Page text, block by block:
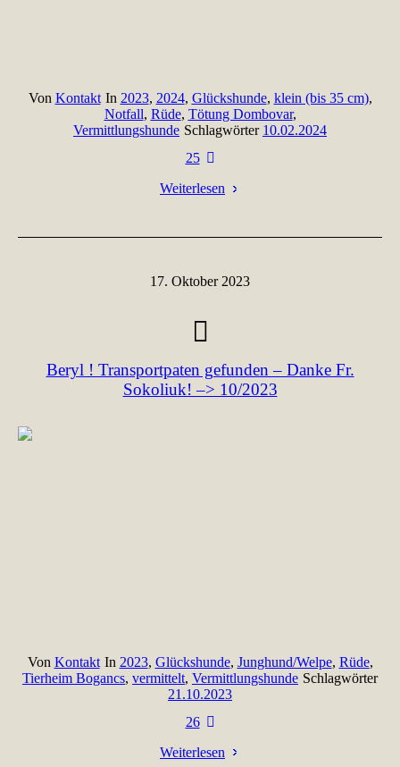
Von Kontakt In 2023, 2024, Glückshunde, klein (bis 35 cm),
Notfall, Rüde, Tötung Dombovar,
Vermittlungshunde Schlagwörter 10.02.2024
25
Weiterlesen
17. Oktober 2023
Beryl ! Transportpaten gefunden – Danke Fr.
Sokoliuk! –> 10/2023
Von Kontakt In 2023, Glückshunde, Junghund/Welpe, Rüde,
Tierheim Bogancs, vermittelt, Vermittlungshunde Schlagwörter
21.10.2023
26
Weiterlesen